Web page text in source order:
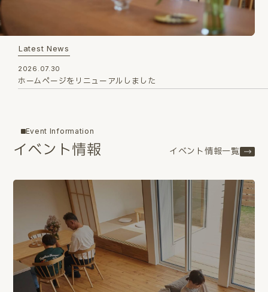
Latest News
2026.07.30
ホームページをリニューアルしました
Event Information
イベント情報 イベント情報一覧